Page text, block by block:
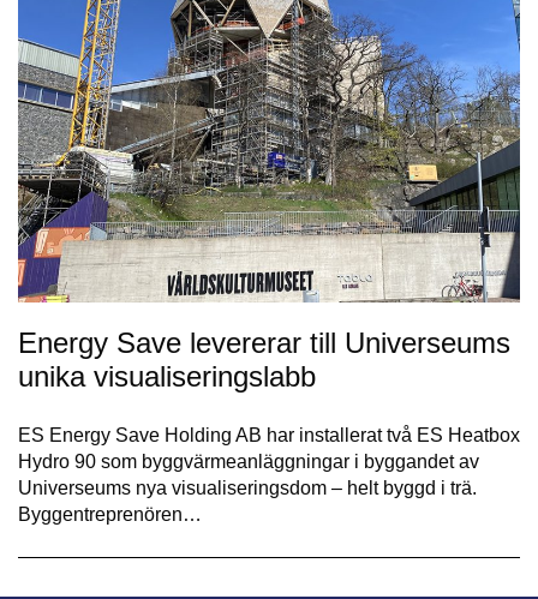
Energy Save levererar till Universeums
unika visualiseringslabb
ES Energy Save Holding AB har installerat två ES Heatbox
Hydro 90 som byggvärmeanläggningar i byggandet av
Universeums nya visualiseringsdom – helt byggd i trä.
Byggentreprenören…